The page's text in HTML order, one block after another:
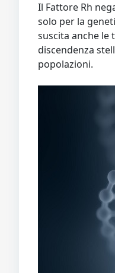
Il Fattore Rh
solo per la
suscita anche le
discendenza
popolazioni.